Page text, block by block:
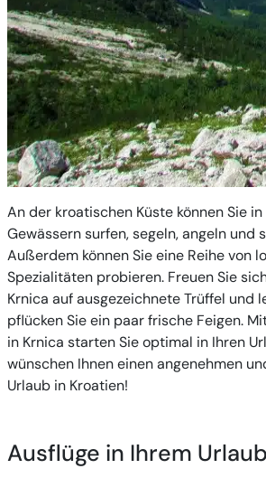
An der kroatischen Küste können Sie
Gewässern surfen, segeln, angeln und
Außerdem können Sie eine Reihe von
Spezialitäten probieren. Freuen Sie
Krnica auf ausgezeichnete Trüffel und
pflücken Sie ein paar frische Feigen.
in Krnica starten Sie optimal in Ihren
wünschen Ihnen einen angenehmen
Urlaub in Kroatien!
Ausflüge in Ihrem